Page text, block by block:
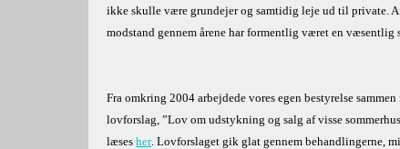
ikke skulle være grundejer og samtidig leje ud til private.
modstand gennem årene har formentlig været en væsentlig
Fra omkring 2004 arbejdede vores egen bestyrelse
lovforslag, ”Lov om udstykning og salg af visse
læsesher. Lovforslaget gik glat gennem behandlingerne,